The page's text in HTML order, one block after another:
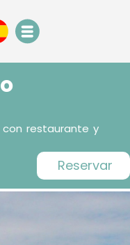
restaurante y
Reservar